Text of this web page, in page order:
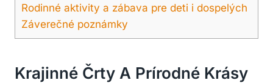
Rodinné ⁤aktivity ⁢a zábava pre ⁣deti i dospelých
Záverečné poznámky
Krajinné Črty A ⁢prírodné‍ Krásy